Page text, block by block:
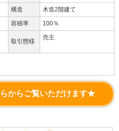
構造
木造2階建て
容積率
100％
取引態様
売主
からご覧いただけます★